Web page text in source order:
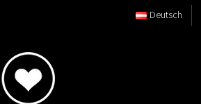
Deutsch